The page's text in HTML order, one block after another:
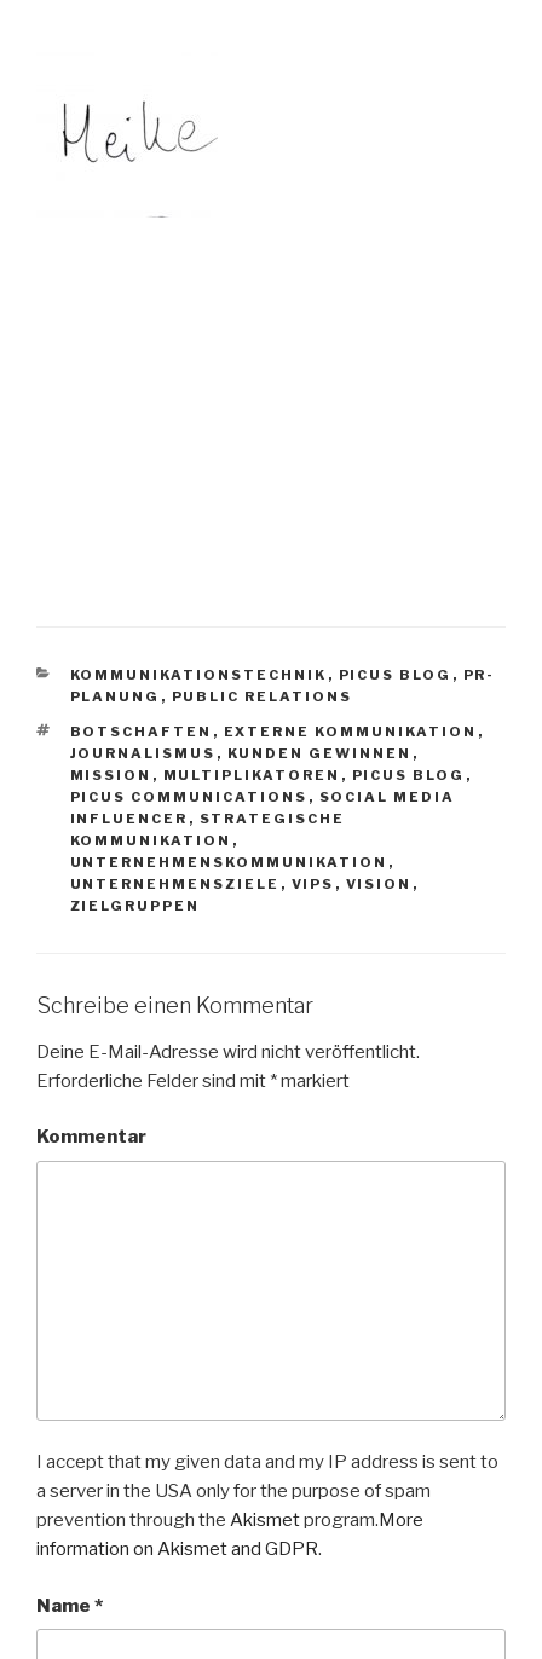
KATEGORIEN
KOMMUNIKATIONSTECHNIK , PICUS BLOG , PR-
PLANUNG , PUBLIC RELATIONS
SCHLAGWÖRTER
BOTSCHAFTEN , EXTERNE KOMMUNIKATION ,
JOURNALISMUS , KUNDEN GEWINNEN ,
MISSION , MULTIPLIKATOREN , PICUS BLOG ,
PICUS COMMUNICATIONS , SOCIAL MEDIA
INFLUENCER , STRATEGISCHE
KOMMUNIKATION ,
UNTERNEHMENSKOMMUNIKATION ,
UNTERNEHMENSZIELE , VIPS , VISION ,
ZIELGRUPPEN
Schreibe einen Kommentar
Deine E-Mail-Adresse wird nicht veröffentlicht.
Erforderliche Felder sind mit *markiert
Kommentar
I accept that my given data and my IP address is sent to
a server in the USA only for the purpose of spam
prevention through the Akismetprogram.More
information on Akismet and GDPR.
Name *